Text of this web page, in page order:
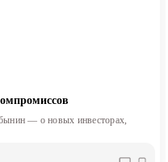
— о новых инвесторах,